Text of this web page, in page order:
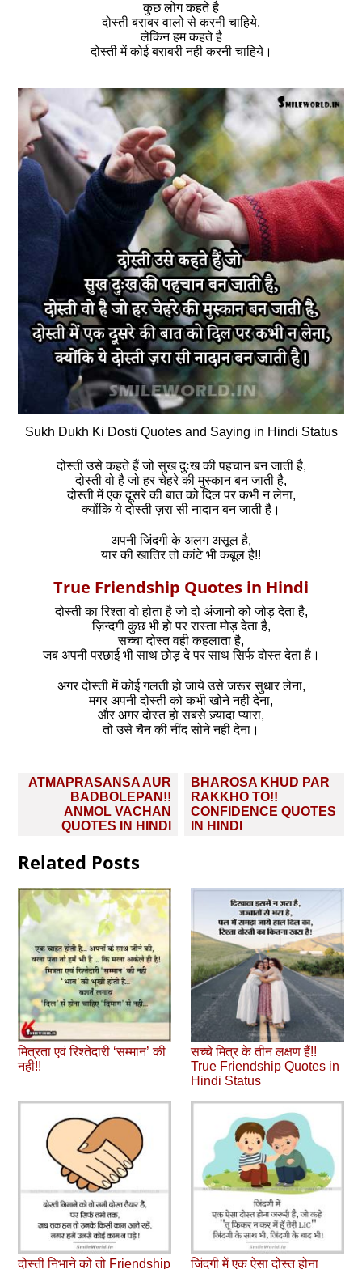
कुछ लोग कहते है
दोस्ती बराबर वालो से करनी चाहिये,
लेकिन हम कहते है
दोस्ती में कोई बराबरी नही करनी चाहिये।
Sukh Dukh Ki Dosti Quotes and Saying in Hindi Status
दोस्ती उसे कहते हैं जो सुख दुःख की पहचान बन जाती है,
दोस्ती वो है जो हर चेहरे की मुस्कान बन जाती है,
दोस्ती में एक दूसरे की बात को दिल पर कभी न लेना,
क्योंकि ये दोस्ती ज़रा सी नादान बन जाती है।
अपनी जिंदगी के अलग असूल है,
यार की खातिर तो कांटे भी कबूल है!!
True Friendship Quotes in Hindi
दोस्ती का रिश्ता वो होता है जो दो अंजानो को जोड़ देता है,
ज़िन्दगी कुछ भी हो पर रास्ता मोड़ देता है,
सच्चा दोस्त वही कहलाता है,
जब अपनी परछाई भी साथ छोड़ दे पर साथ सिर्फ दोस्त देता है।
अगर दोस्ती में कोई गलती हो जाये उसे जरूर सुधार लेना,
मगर अपनी दोस्ती को कभी खोने नही देना,
और अगर दोस्त हो सबसे ज़्यादा प्यारा,
तो उसे चैन की नींद सोने नही देना।
Post
navigation
ATMAPRASANSA AUR
BADBOLEPAN!!
ANMOL VACHAN
QUOTES IN HINDI
BHAROSA KHUD PAR
RAKKHO TO!!
CONFIDENCE QUOTES
IN HINDI
Related Posts
मित्रता एवं रिश्‍तेदारी ‘सम्‍मान’ की
नही!!
सच्‍चे मित्र के तीन लक्षण हैं!!
True Friendship Quotes in
Hindi Status
दोस्ती निभाने को तो Friendship जिंदगी में एक ऐसा दोस्त होना